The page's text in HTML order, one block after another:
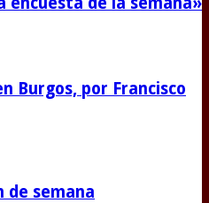
Burgos, por Francisco
de semana